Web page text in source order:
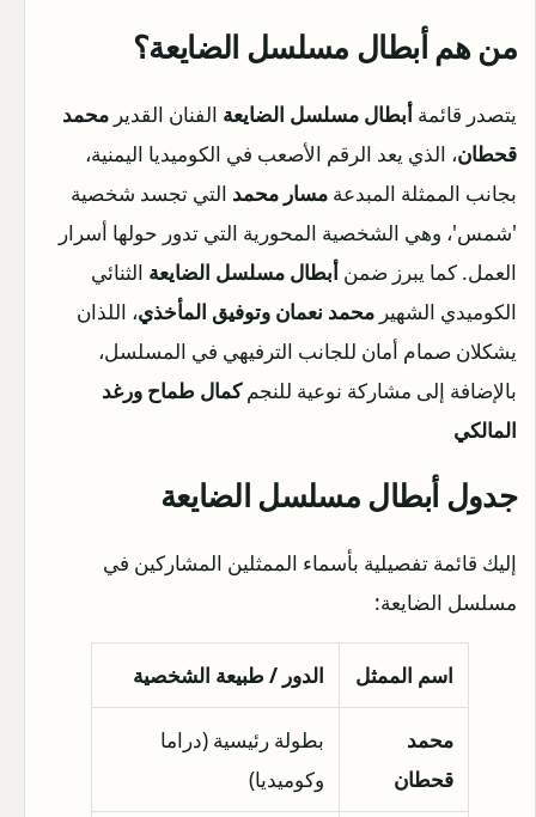
من هم أبطال مسلسل الضايعة؟
يتصدر قائمة أبطال مسلسل الضايعة الفنان القدير محمد
قحطان، الذي يعد الرقم الأصعب في الكوميديا اليمنية،
بجانب الممثلة المبدعة مسار محمد التي تجسد شخصية
'شمس'، وهي الشخصية المحورية التي تدور حولها أسرار
العمل. كما يبرز ضمن أبطال مسلسل الضايعة الثنائي
الكوميدي الشهير محمد نعمان وتوفيق المأخذي، اللذان
يشكلان صمام أمان للجانب الترفيهي في المسلسل،
بالإضافة إلى مشاركة نوعية للنجمكمال طماح ورغد
المالكي
جدولأبطال مسلسل الضايعة
إليك قائمة تفصيلية بأسماء الممثلين المشاركين في
مسلسل الضايعة:
اسم الممثل الدور / طبيعة الشخصية
محمد
قحطان
بطولة رئيسية (دراما
وكوميديا)